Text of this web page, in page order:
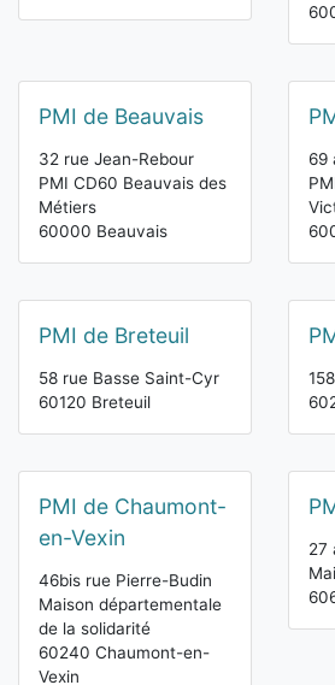
PMI de Beauvais
32 rue Jean-Rebour
PMI CD60 Beauvais des
Métiers
60000 Beauvais
69
PMI de Breteuil
58 rue Basse Saint-Cyr
60120 Breteuil
PMI de Chaumont-
en-Vexin
46bis rue Pierre-Budin
Maison départementale
de la solidarité
60240 Chaumont-en-
Vexin
27